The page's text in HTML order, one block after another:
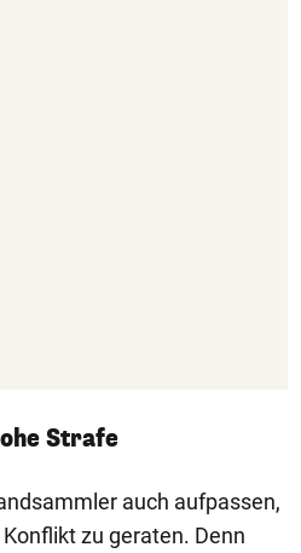
Strafe
auch aufpassen,
zu geraten. Denn